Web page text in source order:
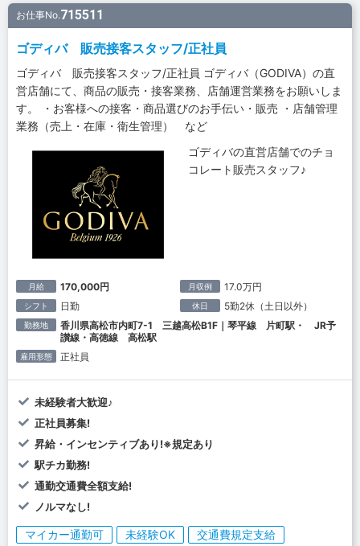
お仕事No.715511
ゴディバ 販売接客スタッフ/正社員
ゴディバ 販売接客スタッフ/正社員 ゴディバ（GODIVA）の直
営店舗にて、商品の販売・接客業務、店舗運営業務をお願いしま
す。 ・お客様への接客・商品選びのお手伝い・販売 ・店舗管理
業務（売上・在庫・衛生管理） など
ゴディバの直営店舗でのチョ
コレート販売スタッフ♪
月給 170,000円 月収例 17.0万円
シフト 日勤 休日 5勤2休（土日以外）
勤務地
香川県高松市内町7-1 三越高松B1F｜琴平線 片町駅・ JR予
讃線・高徳線 高松駅
雇用形態 正社員
未経験者大歓迎♪
正社員募集!
昇給・インセンティブあり!※規定あり
駅チカ勤務!
通勤交通費全額支給!
ノルマなし!
マイカー通勤可 未経験OK
交通費規定支給